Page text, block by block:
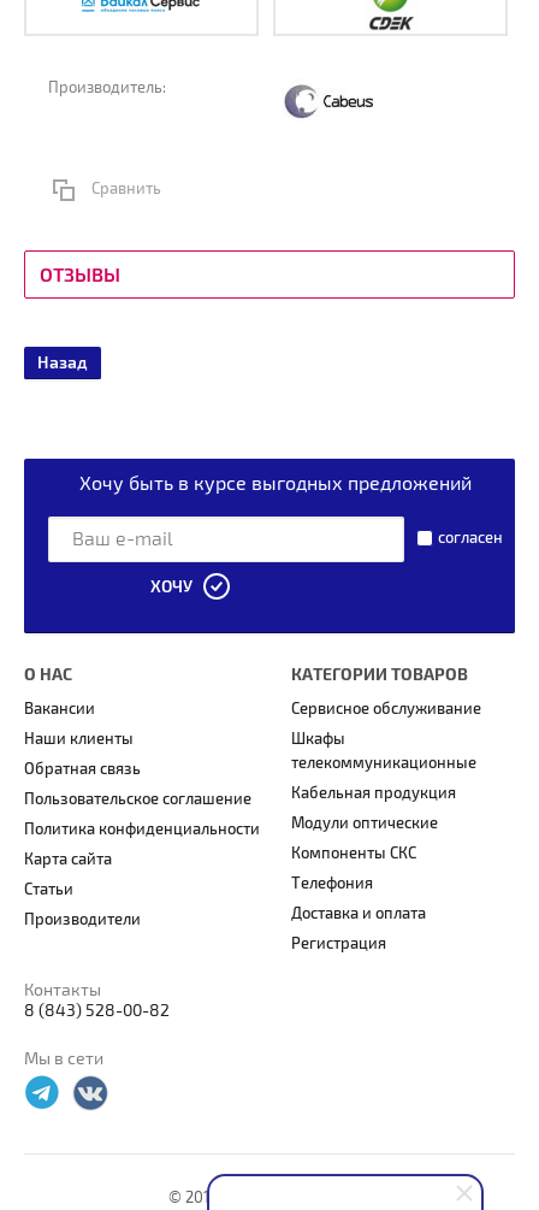
Производитель:
Сравнить
ОТЗЫВЫ
Назад
Хочу быть в курсе выгодных предложений
согласен
ХОЧУ
О НАС
Вакансии
Наши клиенты
Обратная связь
Пользовательское соглашение
Политика конфиденциальности
Карта сайта
Статьи
Производители
КАТЕГОРИИ ТОВАРОВ
Сервисное обслуживание
Шкафы
телекоммуникационные
Кабельная продукция
Модули оптические
Компоненты СКС
Телефония
Доставка и оплата
Регистрация
Контакты
8 (843) 528-00-82
Мы в сети
© 2016 -